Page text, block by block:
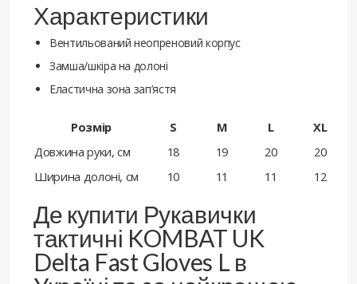
Характеристики
Вентильований неопреновий корпус
Замша/шкіра на долоні
Еластична зона зап’ястя
Розмір S M L
XL
Довжина руки, см
18 19 20
20
Ширина долоні, см
10 11 11 12
Де купити Рукавички
тактичні KOMBAT UK
Delta Fast Gloves L в